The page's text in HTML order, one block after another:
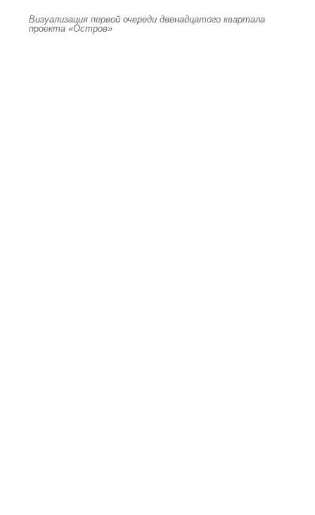
Визуализация первой очереди двенадцатого квартала
проекта «Остров»